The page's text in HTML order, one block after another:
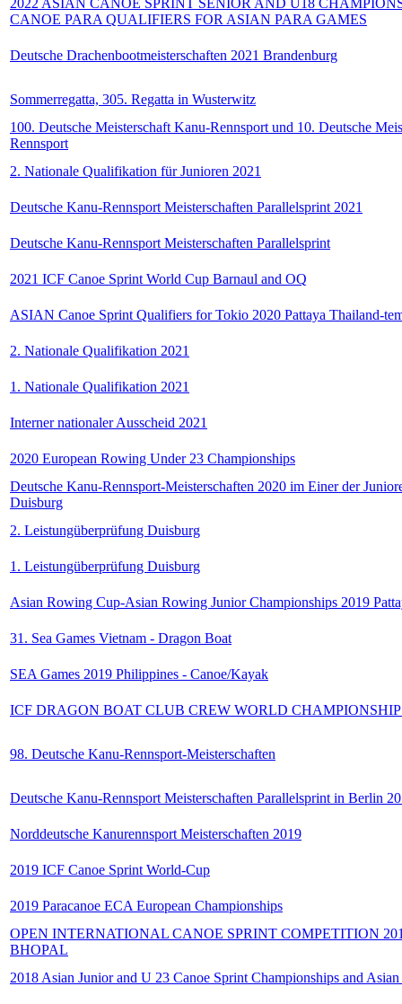
CANOE PARA QUALIFIERS FOR ASIAN PARA GAMES
Deutsche Drachenbootmeisterschaften 2021 Brandenburg
Sommerregatta, 305. Regatta in Wusterwitz
100. Deutsche Meisterschaft Kanu-Rennsport und 10. Deutsche
Rennsport
2. Nationale Qualifikation für Junioren 2021
Deutsche Kanu-Rennsport Meisterschaften Parallelsprint 2021
Deutsche Kanu-Rennsport Meisterschaften Parallelsprint
2021 ICF Canoe Sprint World Cup Barnaul and OQ
ASIAN Canoe Sprint Qualifiers for Tokio 2020 Pattaya Thailand-
2. Nationale Qualifikation 2021
1. Nationale Qualifikation 2021
Interner nationaler Ausscheid 2021
2020 European Rowing Under 23 Championships
Deutsche Kanu-Rennsport-Meisterschaften 2020 im Einer der
Duisburg
2. Leistungüberprüfung Duisburg
1. Leistungüberprüfung Duisburg
Asian Rowing Cup-Asian Rowing Junior Championships 2019
31. Sea Games Vietnam - Dragon Boat
SEA Games 2019 Philippines - Canoe/Kayak
ICF DRAGON BOAT CLUB CREW WORLD
98. Deutsche Kanu-Rennsport-Meisterschaften
Deutsche Kanu-Rennsport Meisterschaften Parallelsprint in Berlin
Norddeutsche Kanurennsport Meisterschaften 2019
2019 ICF Canoe Sprint World-Cup
2019 Paracanoe ECA European Championships
OPEN INTERNATIONAL CANOE SPRINT COMPETITION
BHOPAL
2018 Asian Junior and U 23 Canoe Sprint Championships and